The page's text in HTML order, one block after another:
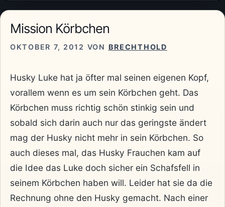
Mission Körbchen
OKTOBER 7, 2012 VON BRECHTHOLD
Husky Luke hat ja öfter mal seinen eigenen Kopf,
vorallem wenn es um sein Körbchen geht. Das
Körbchen muss richtig schön stinkig sein und
sobald sich darin auch nur das geringste ändert
mag der Husky nicht mehr in sein Körbchen. So
auch dieses mal, das Husky Frauchen kam auf
die Idee das Luke doch sicher ein Schafsfell in
seinem Körbchen haben will. Leider hat sie da die
Rechnung ohne den Husky gemacht. Nach einer